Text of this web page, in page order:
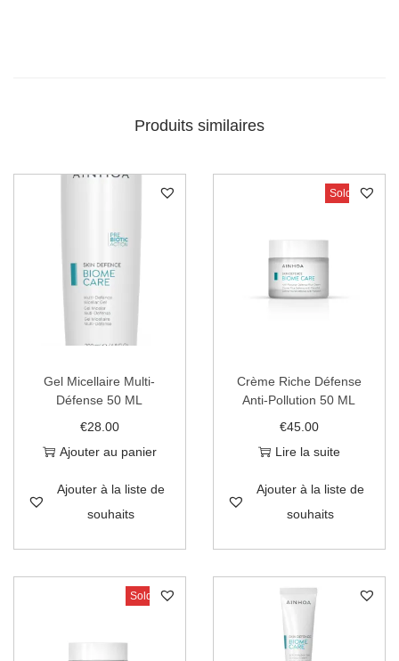
Produits similaires
Gel Micellaire Multi-
Défense 50 ML
€28.00
Ajouter au panier
Ajouter à la liste de
souhaits
Sold Out
Crème Riche Défense
Anti-Pollution 50 ML
€45.00
Lire la suite
Ajouter à la liste de
souhaits
Sold Out